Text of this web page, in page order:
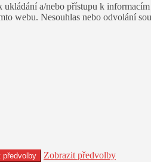
a/nebo přístupu k
webu. Nesouhlas nebo odvolání
předvolby Zobrazit předvolby